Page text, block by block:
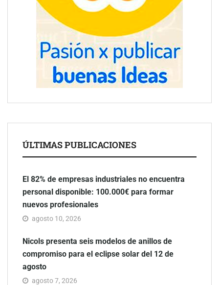
ÚLTIMAS PUBLICACIONES
El 82% de empresas industriales no encuentra
personal disponible: 100.000€ para formar
nuevos profesionales
agosto 10, 2026
Nicols presenta seis modelos de anillos de
compromiso para el eclipse solar del 12 de
agosto
agosto 7, 2026